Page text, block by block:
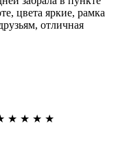
цвета яркие, рамка
отличная
★ ★ ★ ★